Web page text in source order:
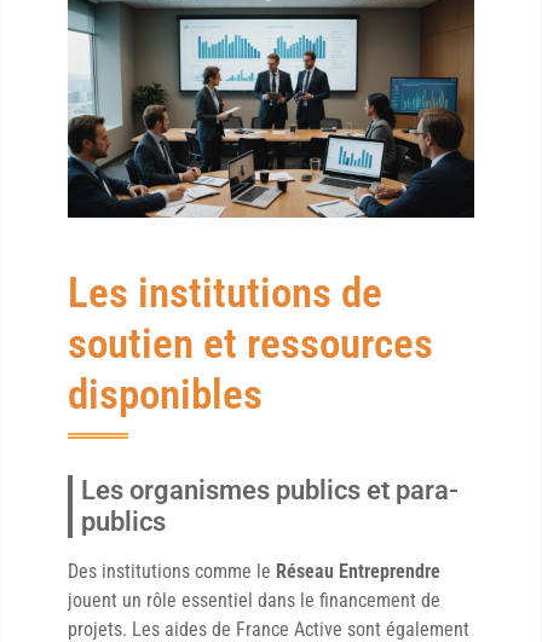
Les institutions de
soutien et ressources
disponibles
Les organismes publics et para-
publics
Des institutions comme le Réseau Entreprendre
jouent un rôle essentiel dans le financement de
projets. Les aides de France Active sont également